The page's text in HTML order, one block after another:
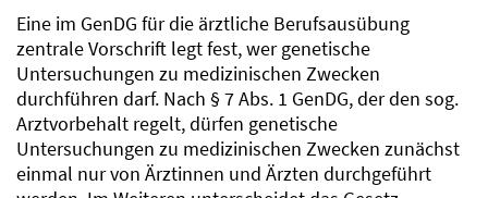
Eine im GenDG für die ärztliche Berufsausübung
zentrale Vorschrift legt fest, wer genetische
Untersuchungen zu medizinischen Zwecken
durchführen darf. Nach § 7 Abs. 1 GenDG, der den sog.
Arztvorbehalt regelt, dürfen genetische
Untersuchungen zu medizinischen Zwecken zunächst
einmal nur von Ärztinnen und Ärzten durchgeführt